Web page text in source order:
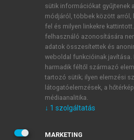
ÚJ FIÓK
1 óra díjmentes hozzáférés
E-MAIL-CÍM
JELSZÓ
sütik információkat gyűjtenek
módjáról, többek között arról,
fel és milyen linkekre
felhasználó azonosítására
adatok összesítettek és
weboldal funkcióinak javítása.
harmadik féltől származó
tartozó sütik; ilyen elemzési
látogatóelemzések, a
médiaanalitika.
↓ 1 szolgáltatás
MARKETING